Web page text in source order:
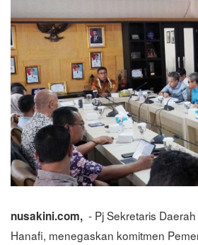
nusakini.com, - Pj Sekretaris
Hanafi, menegaskan komitmen